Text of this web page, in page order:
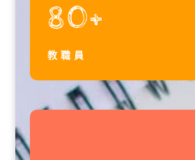
80+
教職員